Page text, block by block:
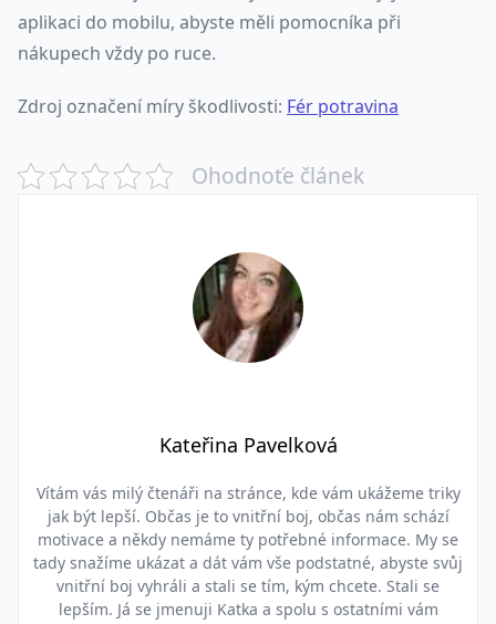
aplikaci do mobilu, abyste měli pomocníka při
nákupech vždy po ruce.
Zdroj označení míry škodlivosti: Fér potravina
Ohodnoťe článek
Kateřina Pavelková
Vítám vás milý čtenáři na stránce, kde vám ukážeme triky
jak být lepší. Občas je to vnitřní boj, občas nám schází
motivace a někdy nemáme ty potřebné informace. My se
tady snažíme ukázat a dát vám vše podstatné, abyste svůj
vnitřní boj vyhráli a stali se tím, kým chcete. Stali se
lepším. Já se jmenuji Katka a spolu s ostatními vám